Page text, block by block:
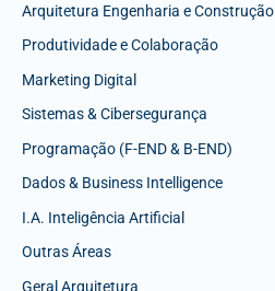
Arquitetura Engenharia e Construção
Produtividade e Colaboração
Marketing Digital
Sistemas & Cibersegurança
Programação (F-END & B-END)
Dados & Business Intelligence
I.A. Inteligência Artificial
Outras Áreas
Geral Arquitetura